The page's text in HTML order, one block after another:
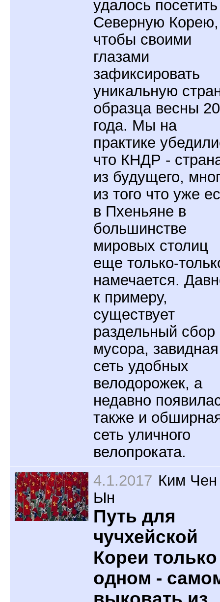
удалось посетить
Северную Корею,
чтобы своими
глазами
зафиксировать
уникальную
образца весны
года. Мы на
практике
что КНДР -
из будущего,
из того что уже
в Пхеньяне в
большинстве
мировых столиц
еще только-
намечается.
к примеру,
существует
раздельный сбор
мусора, завидная
сеть удобных
велодорожек, а
недавно
также и
сеть уличного
велопроката.
4.1.2017 Ким Чен
Ын
Путь для
чучхейской
Кореи
одном -